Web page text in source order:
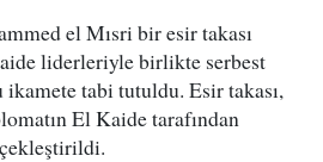
el Mısri bir esir takası
liderleriyle birlikte serbest
ikamete tabi tutuldu. Esir takası,
El Kaide tarafından